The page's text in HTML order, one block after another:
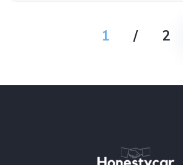
1 / 2